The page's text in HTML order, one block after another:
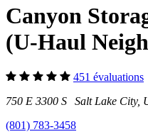
Canyon
(U-Haul
451 évaluations
750 E 3300 S Salt Lake City,
(801) 783-3458